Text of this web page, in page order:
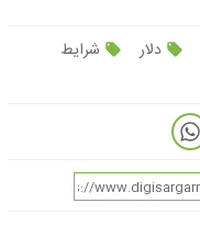
دلار
شرایط